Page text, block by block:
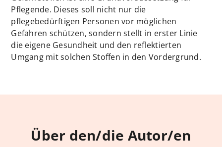
Pflegende. Dieses soll nicht nur die
pflegebedürftigen Personen vor möglichen
Gefahren schützen, sondern stellt in erster Linie
die eigene Gesundheit und den reflektierten
Umgang mit solchen Stoffen in den Vordergrund.
Über den/die Autor/en